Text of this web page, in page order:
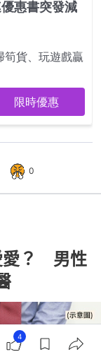
0
愛？ 男性
4